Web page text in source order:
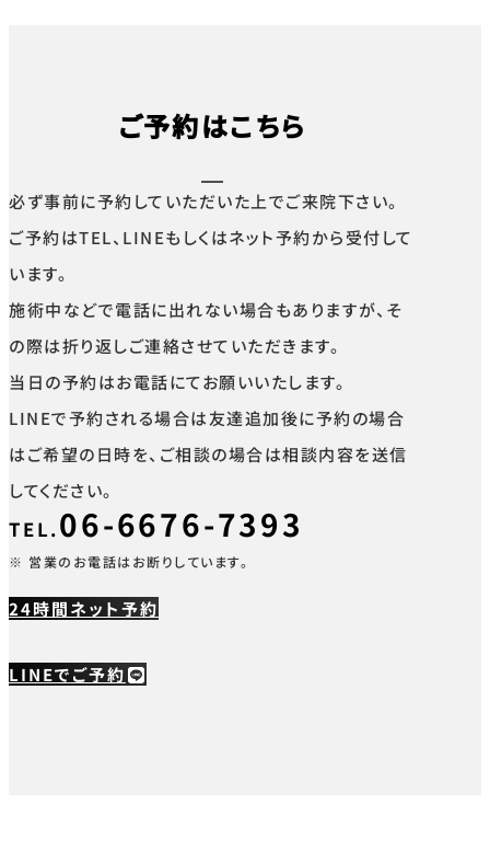
ご予約はこちら
必ず事前に予約していただいた上でご来院下さい。
ご予約はTEL、LINEもしくはネット予約から受付して
います。
施術中などで電話に出れない場合もありますが、そ
の際は折り返しご連絡させていただきます。
当日の予約はお電話にてお願いいたします。
LINEで予約される場合は友達追加後に予約の場合
はご希望の日時を、ご相談の場合は相談内容を送信
してください。
TEL.06-6676-7393
※ 営業のお電話はお断りしています。
24時間ネット予約
LINEでご予約